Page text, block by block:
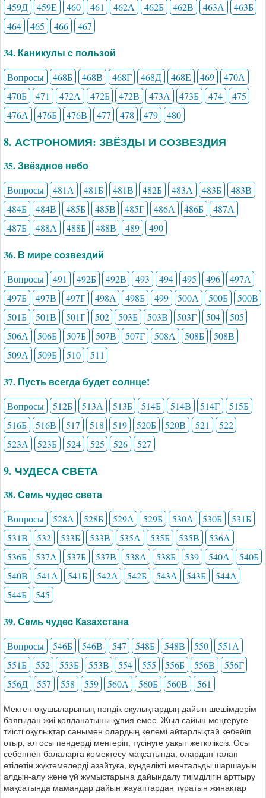
459Д 459Е 460 461 462А 462Б 462В 463А
463Б
464
465 466 467
34. Каникулы с пользой
Вопросы 468Б 468В 468Г 468Д 468Е 469
470А
470Б
471 472А 472Б 472В 473А 473Б 474
475
476А
476Б 476В 477 478 479 480
8. АСТРОНОМИЯ: ЗВЁЗДЫ И СОЗВЕЗДИЯ
35. Звёздное небо
Вопросы 481А 481Б 481В 482Б 483А 483Б
483В
484Б
484В 485Б 485В 485Г 486А 486Б
487А
487Б
488А 488Б 488В 489 490
36. В мире созвездий
Вопросы 491 492Б 492В 493 494 495 496
497А
497Б
497В 497Г 498А 498Б 499 500А 500Б
500В
501Б
501В 501Г 502 503Б 503В 503Г 504
505
506А
506Б 507Б 507В 507Г 508А 508Б
508В
509А
509Б 510 511
37. Пусть всегда будет солнце!
Вопросы 512Б 513А 513Б 514Б 514В 514Г
515Б
516Б
516В 517 518 519 520Б 520В 521
522
523А
523Б 524 525 526 527
9. ЧУДЕСА СВЕТА
38. Семь чудес света
Вопросы 528А 528Б 529А 529Б 530А 530Б
531Б
531В
532 533Б 533В 535А 535Б 535В
536А
536Б
537А 537Б 537В 538А 538Б 539 540А
540Б
540В
541А 541Б 542А 542Б 543А 543Б
544А
544Б
545
39. Семь чудес Казахстана
Вопросы 546Б 546В 547 548Б 548В 550
551А
551Б
552 553Б 553В 554 555 556Б 556В
556Г
556Д
557 558 559 560А 560Б 560В 561
Мектеп оқушыларының пәндік оқулықтардың дайын шешімдерім
баяғыдан жиі қолданатыны құпия емес. Жыл сайын меңгеруге
тиісті оқулықтар санымен олардың көлемі айтарлықтай көбейіп
отыр, ал осы пәндерді менгеріп, түсінуге уақыт жеткіліксіз. Осы
себеппен балаларға көмектесу мақсатында, олардан талап
етілетін жүктемелерді азайтуға, күнделікті ментальды шаршауын
алдын-алу және үй жұмыстарына дайындалу тиімділігін арттыру
мақсатында мамандар дайын жауаптардан тұратын жинақтар